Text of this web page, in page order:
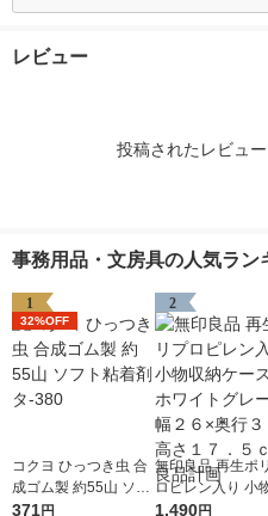
レビュー
投稿されたレビュ
事務用品・文房具の人気ラン
1
32%OFF
コクヨ ひっつき虫 合
成ゴム製 約55山 ソフ
ト粘着剤 タ-380
371円
2
無印良品 再生ポ
ロピレン入り 小
納ケース 大 ホワ
1,490円